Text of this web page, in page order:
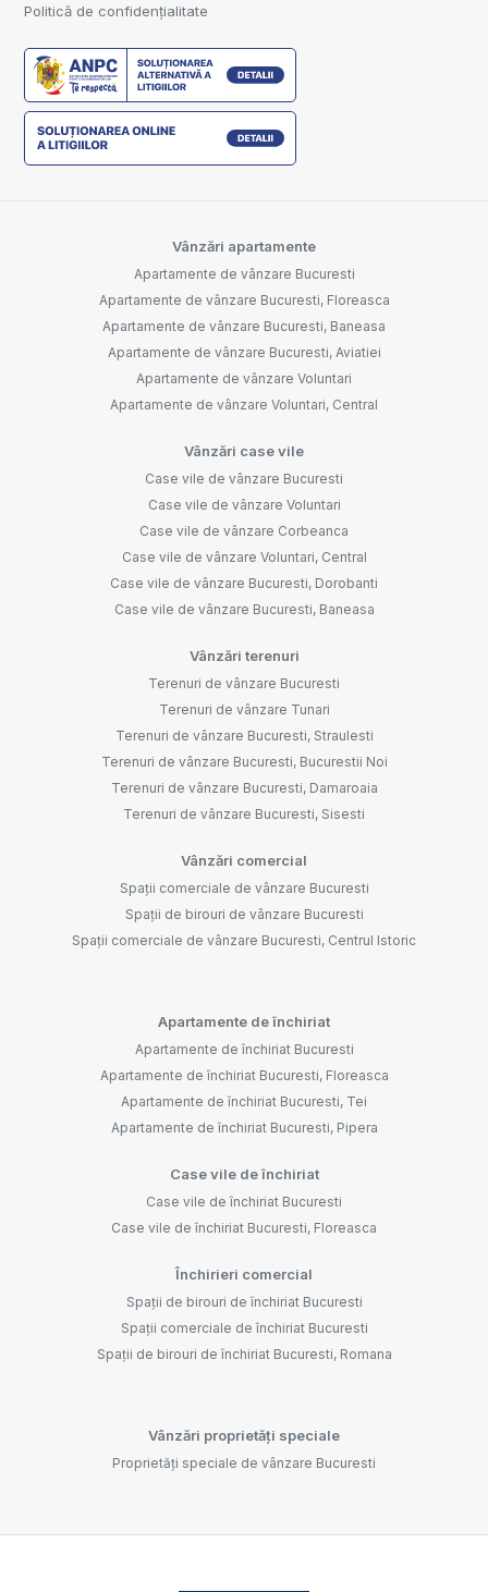
Politică de confidențialitate
Vânzări apartamente
Apartamente de vânzare Bucuresti
Apartamente de vânzare Bucuresti, Floreasca
Apartamente de vânzare Bucuresti, Baneasa
Apartamente de vânzare Bucuresti, Aviatiei
Apartamente de vânzare Voluntari
Apartamente de vânzare Voluntari, Central
Vânzări case vile
Case vile de vânzare Bucuresti
Case vile de vânzare Voluntari
Case vile de vânzare Corbeanca
Case vile de vânzare Voluntari, Central
Case vile de vânzare Bucuresti, Dorobanti
Case vile de vânzare Bucuresti, Baneasa
Vânzări terenuri
Terenuri de vânzare Bucuresti
Terenuri de vânzare Tunari
Terenuri de vânzare Bucuresti, Straulesti
Terenuri de vânzare Bucuresti, Bucurestii Noi
Terenuri de vânzare Bucuresti, Damaroaia
Terenuri de vânzare Bucuresti, Sisesti
Vânzări comercial
Spații comerciale de vânzare Bucuresti
Spații de birouri de vânzare Bucuresti
Spații comerciale de vânzare Bucuresti, Centrul Istoric
Apartamente de închiriat
Apartamente de închiriat Bucuresti
Apartamente de închiriat Bucuresti, Floreasca
Apartamente de închiriat Bucuresti, Tei
Apartamente de închiriat Bucuresti, Pipera
Case vile de închiriat
Case vile de închiriat Bucuresti
Case vile de închiriat Bucuresti, Floreasca
Închirieri comercial
Spații de birouri de închiriat Bucuresti
Spații comerciale de închiriat Bucuresti
Spații de birouri de închiriat Bucuresti, Romana
Vânzări proprietăți speciale
Proprietăți speciale de vânzare Bucuresti